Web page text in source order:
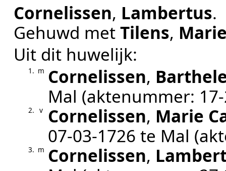
Cornelissen, Lambertus.
Gehuwd metTilens,
Uit dit huwelijk:
1. m Cornelissen,
Mal (aktenummer:
2. v Cornelissen, Marie
07‑03‑1726 te Mal
3. m Cornelissen,